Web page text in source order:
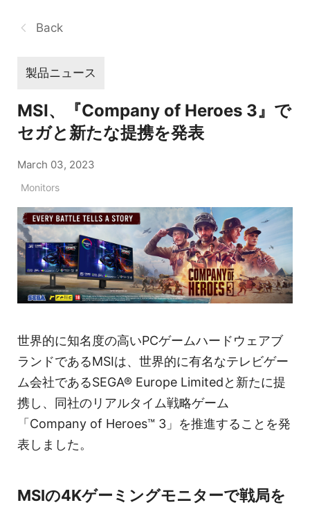
Back
製品ニュース
MSI、『Company of Heroes 3』で
セガと新たな提携を発表
March 03, 2023
Monitors
世界的に知名度の高いPCゲームハードウェアブ
ランドであるMSIは、世界的に有名なテレビゲー
ム会社であるSEGA® Europe Limitedと新たに提
携し、同社のリアルタイム戦略ゲーム
「Company of Heroes™ 3」を推進することを発
表しました。
MSIの4Kゲーミングモニターで戦局を